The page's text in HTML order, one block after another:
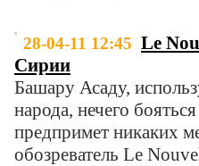
28-04-11 12:45 Le
Сирии
Башару Асаду,
народа, нечего
предпримет никаких
обозреватель Le